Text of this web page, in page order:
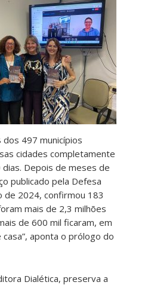
497 municípios
cidades completamente
Depois de meses de
publicado pela Defesa
de 2024, confirmou 183
mais de 2,3 milhões
de 600 mil ficaram, em
aponta o prólogo do
Dialética, preserva a